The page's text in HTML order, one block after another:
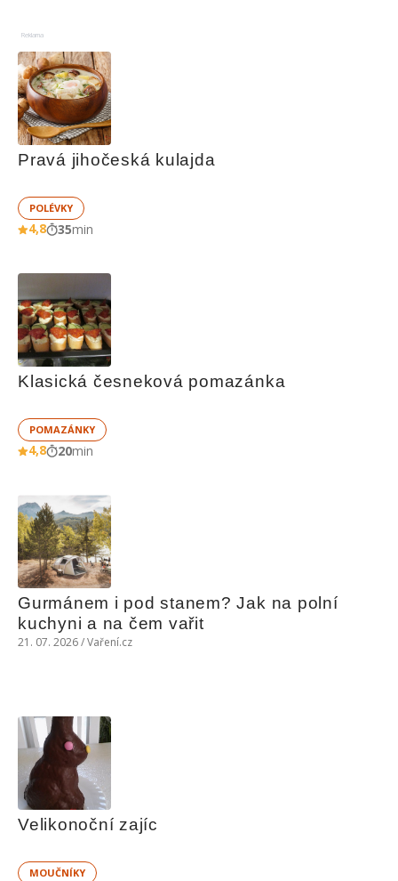
Reklama
Pravá jihočeská kulajda
POLÉVKY
4,8 35min
Klasická česneková pomazánka
POMAZÁNKY
4,8 20min
Gurmánem i pod stanem? Jak na polní
kuchyni a na čem vařit
21. 07. 2026 / Vaření.cz
Velikonoční zajíc
MOUČNÍKY